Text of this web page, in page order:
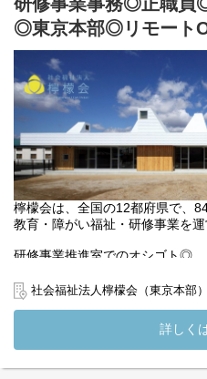
◎東京本部◎リモート
檸檬会は、全国の12都府県で、
教育・障がい福祉・研修事業を運
研修事業推進室でのオシゴト◎
檸檬会が東京都から委託を受け
等キャリアアップ研修】【サー
企画・実施のオシゴトです◎
【業務内容】
◎研修の企画・運営・サポート
社会福祉法人檸檬会（東京本部）
詳しく